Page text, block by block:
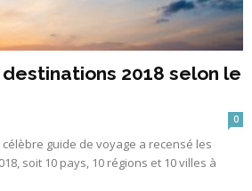
2018 selon le
0
guide de voyage a recensé les
soit 10 pays, 10 régions et 10 villes à